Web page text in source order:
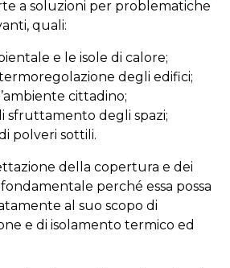
a soluzioni per problematiche
quali:
e le isole di calore;
degli edifici;
cittadino;
sfruttamento degli spazi;
polveri sottili.
della copertura e dei
perché essa possa
al suo scopo di
e di isolamento termico ed